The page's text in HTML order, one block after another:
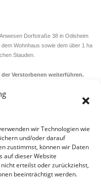
wir Technologien wie
und/oder darauf
zustimmst, können wir Daten
auf dieser Website
erteilst oder zurückziehst,
beeinträchtigt werden.
Dorfstraße 38 in Odisheim
Wohnhaus sowie dem über 1 ha
Stauden.
Verstorbenen weiterführen.
Termine